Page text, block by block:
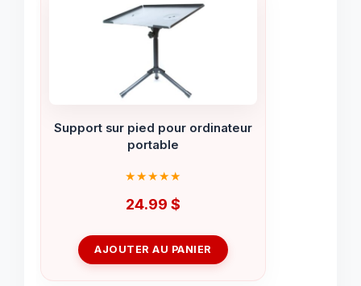
Support sur pied pour ordinateur
portable
24.99 $
AJOUTER AU PANIER